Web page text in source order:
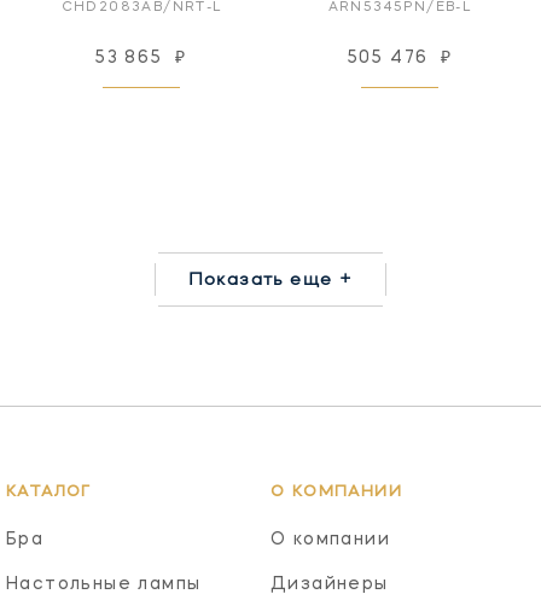
CHD2083AB/NRT-L
53 865 ₽
ARN5345PN/EB-L
505 476 ₽
Показать еще +
КАТАЛОГ
Бра
Настольные лампы
О КОМПАНИИ
О компании
Дизайнеры